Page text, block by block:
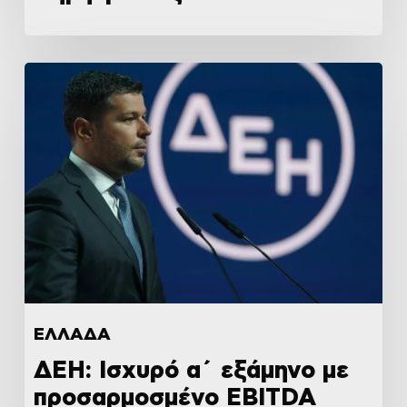
ΕΛΛΑΔΑ
ΔΕΗ: Ισχυρό α΄ εξάμηνο με
προσαρμοσμένο EBITDA